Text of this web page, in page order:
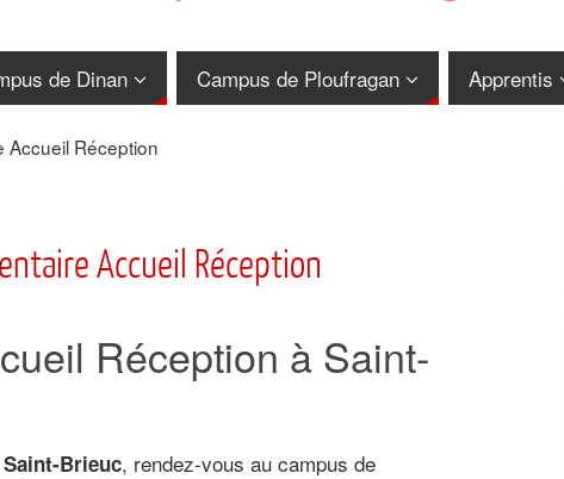
de Dinan Campus de Ploufragan Apprentis
Accueil Réception
Accueil Réception
Réception à Saint-
Brieuc, rendez-vous au campus de